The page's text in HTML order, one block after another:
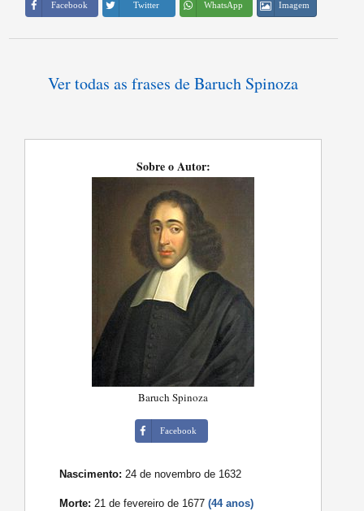
Facebook Twitter WhatsApp Imagem
Ver todas as frases de Baruch Spinoza
Sobre o Autor:
Baruch Spinoza
Facebook
Nascimento: 24 de novembro de 1632
Morte: 21 de fevereiro de 1677(44 anos)